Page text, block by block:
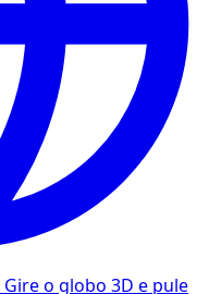
Gire o globo 3D e pule